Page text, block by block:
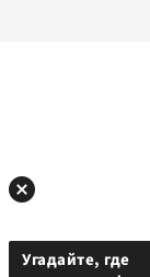
Угадайте, где